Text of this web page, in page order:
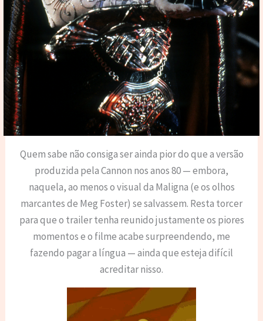
Quem sabe não consiga ser ainda pior do que a versão
produzida pela Cannon nos anos 80 — embora,
naquela, ao menos o visual da Maligna (e os olhos
marcantes de Meg Foster) se salvassem. Resta torcer
para que o trailer tenha reunido justamente os piores
momentos e o filme acabe surpreendendo, me
fazendo pagar a língua — ainda que esteja difícil
acreditar nisso.